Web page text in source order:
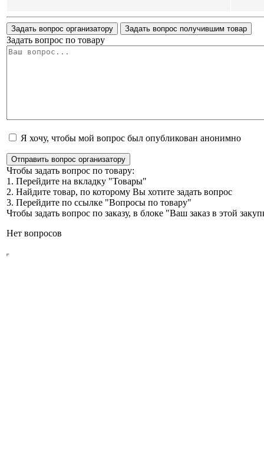
Задать вопрос организатору Задать вопрос получившим товар
Задать вопрос по товару
Я хочу, чтобы мой вопрос был опубликован анонимно
Отправить вопрос организатору
Чтобы задать вопрос по товару:
1. Перейдите на вкладку "Товары"
2. Найдите товар, по которому Вы хотите задать вопрос
3. Перейдите по ссылке "Вопросы по товару"
Чтобы задать вопрос по заказу, в блоке "Ваш заказ в этой
Нет вопросов